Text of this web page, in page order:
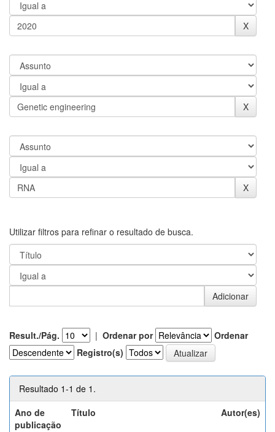
Utilizar filtros para refinar o resultado de busca.
Result./Pág. | Ordenar por
Ordenar
Registro(s)
Resultado 1-1 de 1.
Ano de
publicação
Título Autor(es)